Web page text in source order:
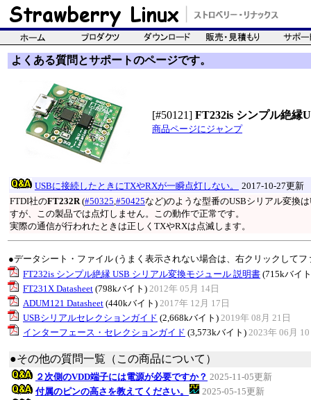
よくある質問とサポートのページです。
[#50121] FT232is シンプル絶縁
商品ページにジャンプ
USBに接続したときにTXやRXが一瞬点灯しない。
2017-10-27更新
FTDI社のFT232R(#50325,#50425など)のような型番のUSBシリアル変換
すが、この製品では点灯しません。この動作で正常です。
実際の通信が行われたときは正しくTXやRXは点滅します。
●データシート・ファイル (うまく表示されない場合は、右クリックして
FT232is シンプル絶縁 USB シリアル変換モジュール 説明書 (715kバイ
FT231X Datasheet (798kバイト) 2012年 05月 14日
ADUM121 Datasheet (440kバイト) 2017年 12月 17日
USBシリアルセレクションガイド (2,668kバイト) 2019年 08月 21日
インターフェース・セレクションガイド (3,573kバイト) 2023年 06月
●その他の質問一覧（この商品について）
２次側のVDD端子には電源が必要ですか？ 2025-11-05更新
付属のピンの高さを教えてください。
2025-05-15更新